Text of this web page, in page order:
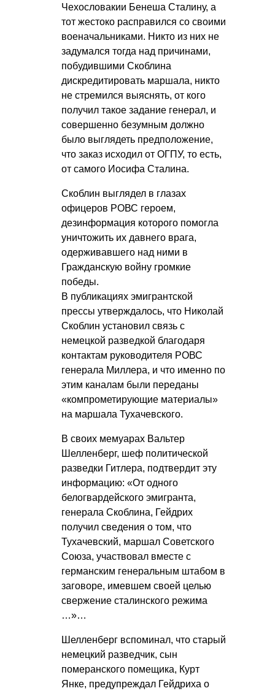
Чехословакии Бенеша Сталину, а
тот жестоко расправился со своими
военачальниками. Никто из них не
задумался тогда над причинами,
побудившими Скоблина
дискредитировать маршала, никто
не стремился выяснять, от кого
получил такое задание генерал, и
совершенно безумным должно
было выглядеть предположение,
что заказ исходил от ОГПУ, то есть,
от самого Иосифа Сталина.
Скоблин выглядел в глазах
офицеров РОВС героем,
дезинформация которого помогла
уничтожить их давнего врага,
одерживавшего над ними в
Гражданскую войну громкие
победы.
В публикациях эмигрантской
прессы утверждалось, что Николай
Скоблин установил связь с
немецкой разведкой благодаря
контактам руководителя РОВС
генерала Миллера, и что именно по
этим каналам были переданы
«компрометирующие материалы»
на маршала Тухачевского.
В своих мемуарах Вальтер
Шелленберг, шеф политической
разведки Гитлера, подтвердит эту
информацию: «От одного
белогвардейского эмигранта,
генерала Скоблина, Гейдрих
получил сведения о том, что
Тухачевский, маршал Советского
Союза, участвовал вместе с
германским генеральным штабом в
заговоре, имевшем своей целью
свержение сталинского режима
…»…
Шелленберг вспоминал, что старый
немецкий разведчик, сын
померанского помещика, Курт
Янке, предупреждал Гейдриха о